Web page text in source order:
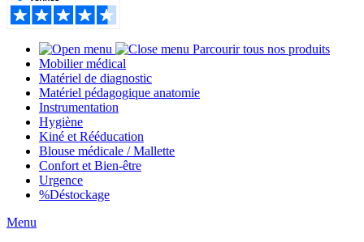
Parcourir tous nos produits
Mobilier médical
Matériel de diagnostic
Matériel pédagogique anatomie
Instrumentation
Hygiène
Kiné et Rééducation
Blouse médicale / Mallette
Confort et Bien-être
Urgence
%Déstockage
Menu